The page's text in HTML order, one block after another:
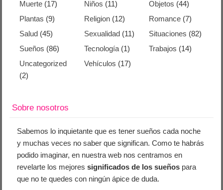
Muerte (17) Niños (11) Objetos (44)
Plantas (9) Religion (12) Romance(7)
Salud (45) Sexualidad (11) Situaciones (82)
Sueños (86) Tecnología (1) Trabajos (14)
Uncategorized
(2)
Vehículos (17)
Sobre nosotros
Sabemos lo inquietante que es tener sueños cada noche
y muchas veces no saber que significan. Como te habrás
podido imaginar, en nuestra web nos centramos en
revelarte los mejoressignificados de los sueños para
que no te quedes con ningún ápice de duda.